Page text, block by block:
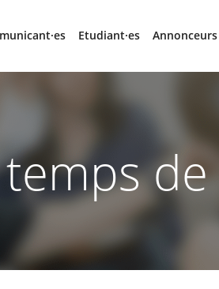
Etudiant·es Annonceurs